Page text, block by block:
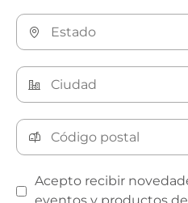
Acepto recibir